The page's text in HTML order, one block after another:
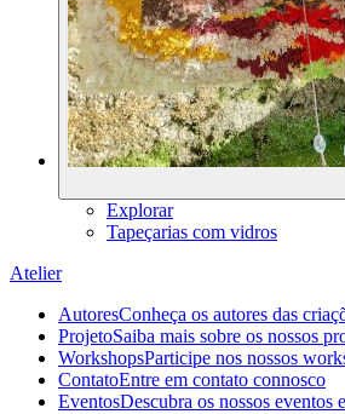
Explorar
Tapeçarias com vidros
Atelier
AutoresConheça os autores das
ProjetoSaiba mais sobre os nossos
WorkshopsParticipe nos nossos
ContatoEntre em contato connosco
EventosDescubra os nossos eventos